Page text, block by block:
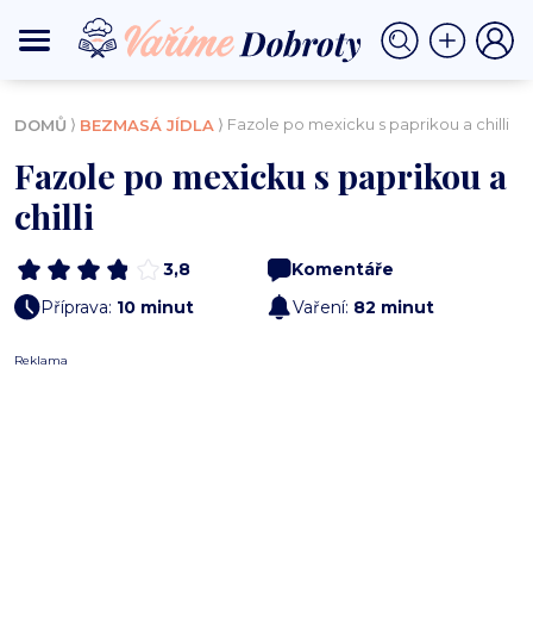
DOMŮ ⟩ BEZMASÁ JÍDLA ⟩ Fazole po mexicku s paprikou a chilli
Fazole po mexicku s paprikou a
chilli
3,8
Komentáře
Příprava: 10 minut Vaření: 82 minut
Reklama